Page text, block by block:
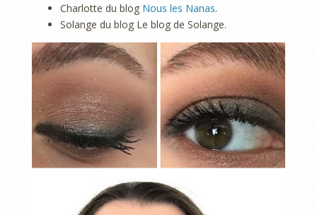
Charlotte du blog Nous les Nanas.
Solange du blog Le blog de Solange.